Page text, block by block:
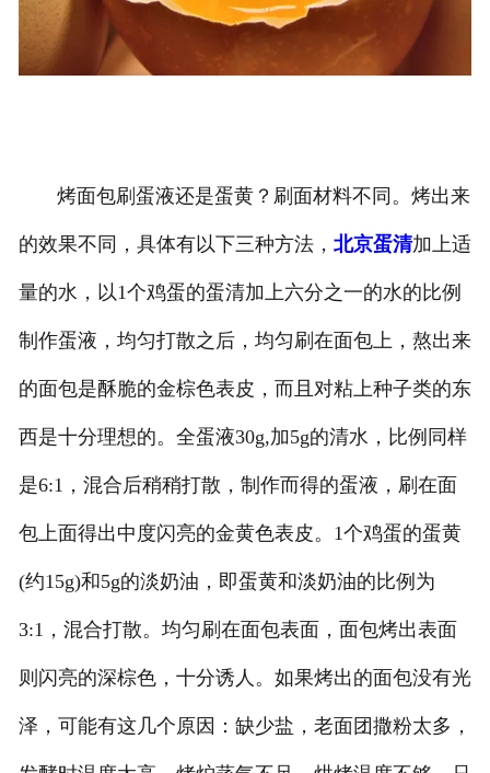
烤面包刷蛋液还是蛋黄？刷面材料不同。烤出来
的效果不同，具体有以下三种方法， 北京蛋清加上适
量的水，以1个鸡蛋的蛋清加上六分之一的水的比例
制作蛋液，均匀打散之后，均匀刷在面包上，熬出来
的面包是酥脆的金棕色表皮，而且对粘上种子类的东
西是十分理想的。全蛋液30g,加5g的清水，比例同样
是6:1，混合后稍稍打散，制作而得的蛋液，刷在面
包上面得出中度闪亮的金黄色表皮。1个鸡蛋的蛋黄
(约15g)和5g的淡奶油，即蛋黄和淡奶油的比例为
3:1，混合打散。均匀刷在面包表面，面包烤出表面
则闪亮的深棕色，十分诱人。如果烤出的面包没有光
泽，可能有这几个原因：缺少盐，老面团撒粉太多，